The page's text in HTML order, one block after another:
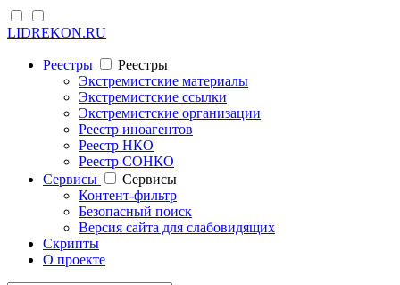
LIDREKON.RU
Реестры
Реестры
Экстремистские материалы
Экстремистские ссылки
Экстремистские организации
Реестр иноагентов
Реестр НКО
Реестр СОНКО
Cервисы
Cервисы
Контент-фильтр
Безопасный поиск
Версия сайта для слабовидящих
Скрипты
О проекте